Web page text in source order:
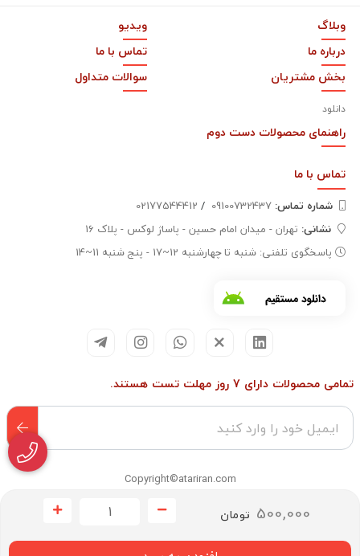
500,000 تومان
وبلاگ
ویدیو
درباره ما
تماس با ما
بخش مشتریان
دانلود
سوالات متداول
راهنمای محصولات دست دوم
تماس با ما
شماره تماس‌: /
02177544412
نشانی: تهران - میدان امام حسین - پاساژ لوکس - پلاک 16
پاسخگوی تلفنی: شنبه تا چهارشنبه 12~17 - پنج شنبه 11~14
تمامی محصولات دارای 7 روز مهلت تست هستند.
Copyright©atariran.com